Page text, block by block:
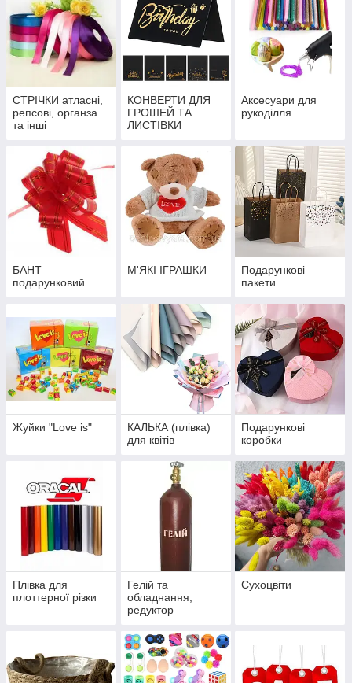
СТРІЧКИ атласні,
репсові, органза
та інші
КОНВЕРТИ ДЛЯ
ГРОШЕЙ ТА
ЛИСТІВКИ
Аксесуари для
рукоділля
БАНТ
подарунковий
М'ЯКІ ІГРАШКИ
Подарункові
пакети
Жуйки "Love is"
КАЛЬКА (плівка)
для квітів
Подарункові
коробки
Плівка для
плоттерної різки
Гелій та
обладнання,
редуктор
Сухоцвіти